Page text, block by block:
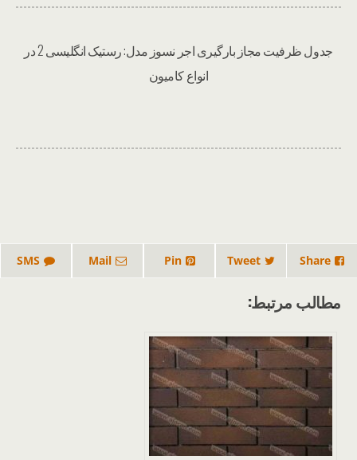
جدول ظرفیت مجاز بارگیری اجر نسوز مدل: رستیک انگلیسی 2 در
انواع کامیون
Share
Tweet
Pin
Mail
SMS
مطالب مرتبط: